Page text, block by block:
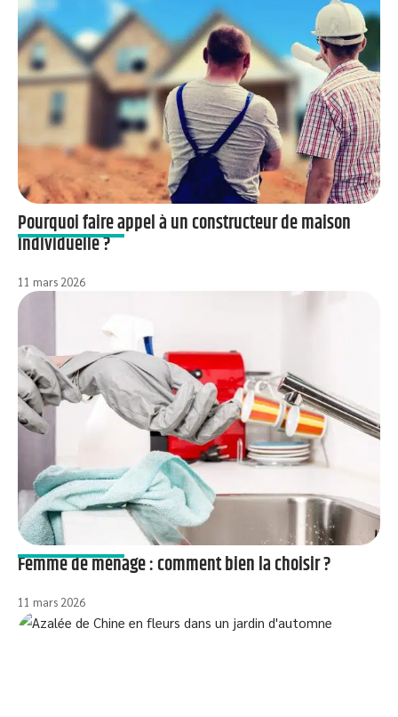
Pourquoi faire appel à un constructeur de maison
individuelle ?
11 mars 2026
Femme de ménage : comment bien la choisir ?
11 mars 2026